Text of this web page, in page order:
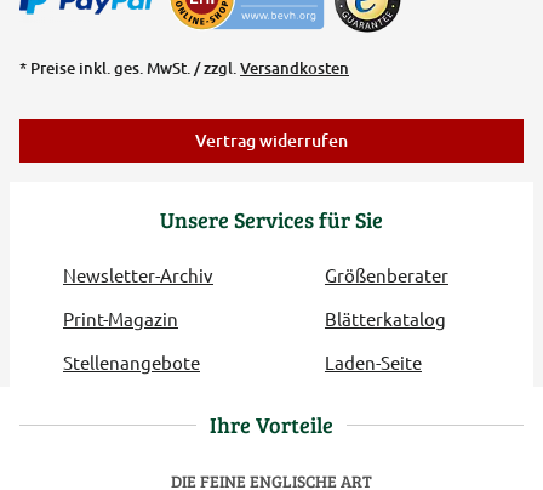
Unsere Services für Sie
Newsletter-Archiv
Größenberater
Print-Magazin
Blätterkatalog
Stellenangebote
Laden-Seite
* Preise inkl. ges. MwSt. / zzgl.Versandkosten
Vertrag widerrufen
Ihre Vorteile
DIE FEINE ENGLISCHE ART